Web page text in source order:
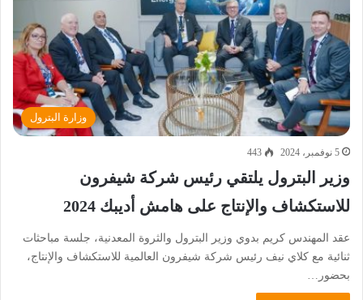
وزارة البترول
5 نوفمبر، 2024 443
وزير البترول يلتقي رئيس شركة شيفرون
للاستكشاف والإنتاج على هامش أديبك 2024
عقد المهندس كريم بدوي وزير البترول والثروة المعدنية، جلسة مباحثات
ثنائية مع كلاي نيف رئيس شركة شيفرون العالمية للاستكشاف والإنتاج،
بحضور…